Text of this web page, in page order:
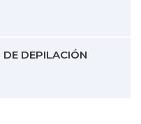
DE DEPILACIÓN